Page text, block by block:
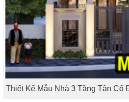
Thiết Kế Mẫu Nhà 3 Tầng Tân Cổ